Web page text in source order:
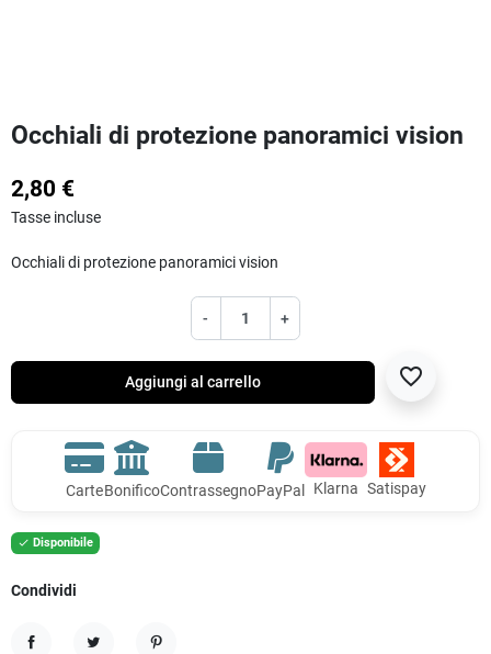
Occhiali di protezione panoramici vision
2,80 €
Tasse incluse
Occhiali di protezione panoramici vision
- +
Aggiungi al carrello favorite_border
CarteBonificoContrassegnoPayPal Klarna Satispay
 Disponibile
Condividi